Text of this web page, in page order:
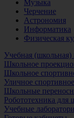
Музыка
Черчение
Астрономия
Информатика
Физическая
Учебная (школьная)
Школьное
Школьное
Уличное
Школьные
Робототехника для
Учебные